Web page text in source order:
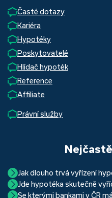
Časté dotazy
Kariéra
Hypotéky
Poskytovatelé
Hlídač hypoték
Reference
Affiliate
Právní služby
Jak dlouho trvá vyřízení
Hypotéka se dá zvládnout
Jde hypotéka skutečně
Ano, skutečně jde. Díky
Se kterými bankami v ČR